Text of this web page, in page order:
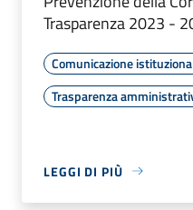
Trasparenza 2023 -
Comunicazione
Trasparenza
LEGGI DI PIÙ